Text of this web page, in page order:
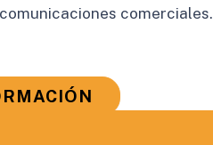
comerciales.